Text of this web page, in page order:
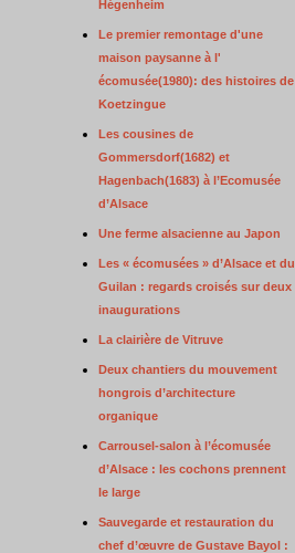
Hégenheim
Le premier remontage d'une
maison paysanne à l'
écomusée(1980): des histoires de
Koetzingue
Les cousines de
Gommersdorf(1682) et
Hagenbach(1683) à l’Ecomusée
d’Alsace
Une ferme alsacienne au Japon
Les « écomusées » d’Alsace et du
Guilan : regards croisés sur deux
inaugurations
La clairière de Vitruve
Deux chantiers du mouvement
hongrois d’architecture
organique
Carrousel-salon à l’écomusée
d’Alsace : les cochons prennent
le large
Sauvegarde et restauration du
chef d’œuvre de Gustave Bayol :